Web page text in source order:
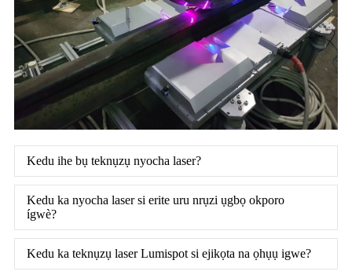
Kedu ihe bụ teknụzụ nyocha laser?
Kedu ka nyocha laser si erite uru nrụzi ụgbọ okporo
ígwè?
Kedu ka teknụzụ laser Lumispot si ejikọta na ọhụụ igwe?